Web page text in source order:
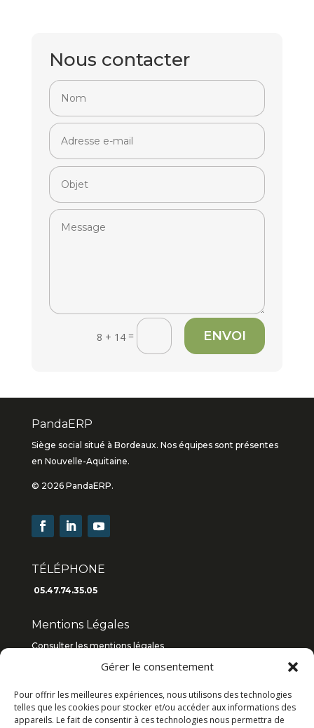
Gérer le consentement
Pour offrir les meilleures expériences, nous utilisons des technologies
telles que les cookies pour stocker et/ou accéder aux informations des
appareils. Le fait de consentir à ces technologies nous permettra de
Nous contacter
8 + 14 = ENVOI
PandaERP
Siège social situé à Bordeaux. Nos équipes sont présentes
en Nouvelle-Aquitaine.
© 2026 PandaERP.
TÉLÉPHONE
05.47.74.35.05
Mentions Légales
Consulter les mentions légales
Consulter les C.G.V 2019/ 2018
Articles récents